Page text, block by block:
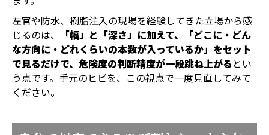
左官や防水、樹脂注入の現場を経験してきた立場から感
じるのは、
「幅」と「深さ」に加えて、「どこに・どん
な方向に・どれくらいの本数が入っているか」をセット
で見るだけで、危険度の判断精度が一段跳ね上がる とい
う点です。手元のヒビを、この視点で一度見直してみて
ください。